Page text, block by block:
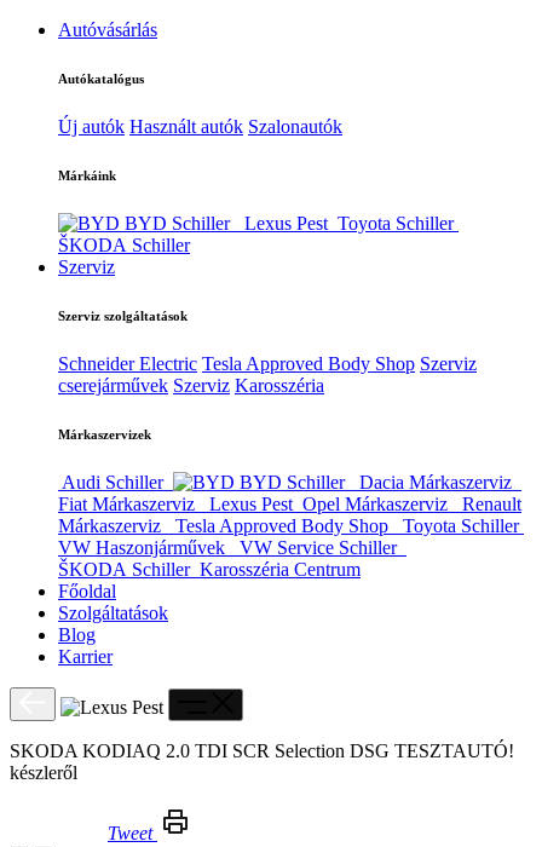
Autóvásárlás
Autókatalógus
Új autók Használt autók Szalonautók
Márkáink
BYD Schiller Lexus Pest Toyota Schiller
ŠKODA Schiller
Szerviz
Szerviz szolgáltatások
Schneider Electric Tesla Approved Body Shop Szerviz
cserejárművek Szerviz Karosszéria
Márkaszervizek
Audi Schiller BYD Schiller
Dacia Márkaszerviz
Fiat Márkaszerviz
Lexus Pest Opel Márkaszerviz
Renault
Márkaszerviz
Tesla Approved Body Shop
Toyota Schiller
VW Haszonjárművek
VW Service Schiller
ŠKODA Schiller Karosszéria Centrum
Főoldal
Szolgáltatások
Blog
Karrier
SKODA KODIAQ 2.0 TDI SCR Selection DSG TESZTAUTÓ!
készleről
Tweet